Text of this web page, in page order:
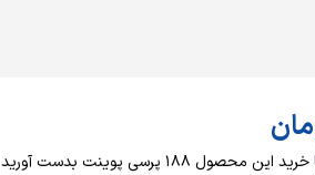
خرید این محصول 188 پرسی پوینت بدست آورید